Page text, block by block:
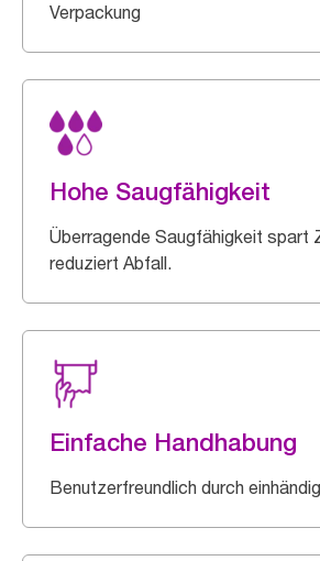
Verpackung
Hohe Saugfähigkeit
Überragende Saugfähigkeit spart
reduziert Abfall.
Einfache Handhabung
Benutzerfreundlich durch